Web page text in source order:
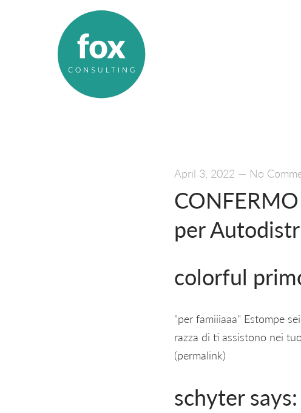
April 3, 2022 — No
per
colorful
"per famiiiaaa" Estompe
razza di ti assistono nei
(permalink)
schyter says: